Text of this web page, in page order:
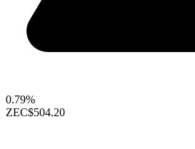
0.79%
ZEC$504.20